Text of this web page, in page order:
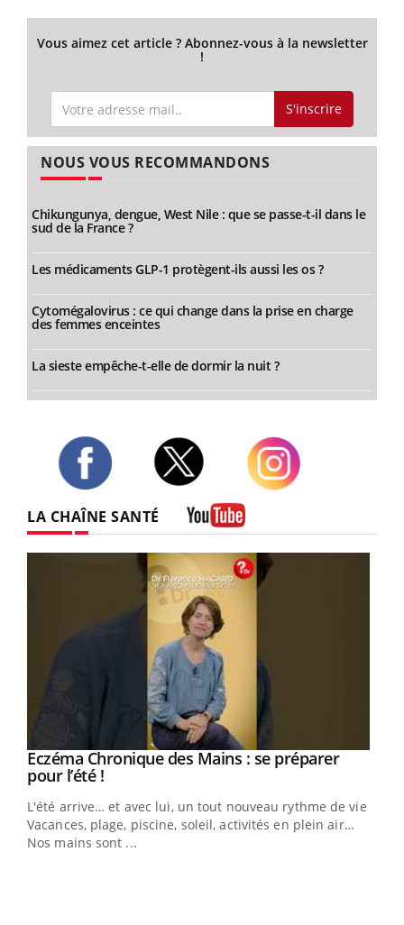
Vous aimez cet article ? Abonnez-vous à la newsletter
!
S'inscrire
NOUS VOUS RECOMMANDONS
Chikungunya, dengue, West Nile : que se passe-t-il dans le
sud de la France ?
Les médicaments GLP-1 protègent-ils aussi les os ?
Cytomégalovirus : ce qui change dans la prise en charge
des femmes enceintes
La sieste empêche-t-elle de dormir la nuit ?
LA CHAÎNE SANTÉ
Youtube
Eczéma Chronique des Mains : se préparer
pour l’été !Youtube
L'été arrive… et avec lui, un tout nouveau rythme de vie !
Vacances, plage, piscine, soleil, activités en plein air…
Nos mains sont ...